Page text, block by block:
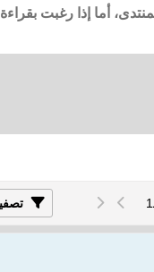
أما إذا رغبت
1